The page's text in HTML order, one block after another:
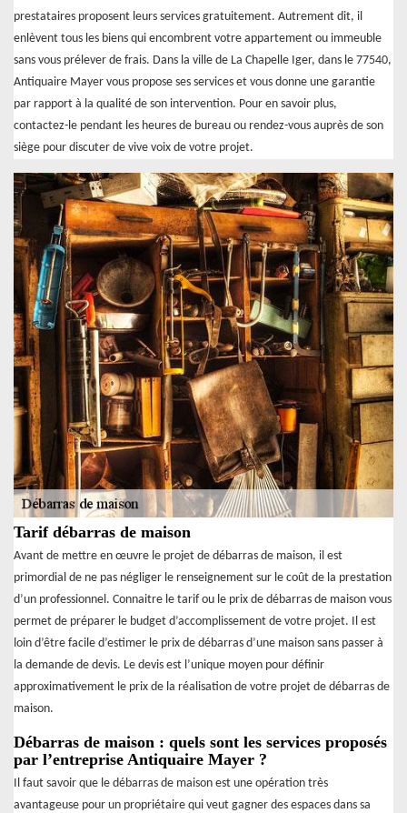
prestataires proposent leurs services gratuitement. Autrement dit, il
enlèvent tous les biens qui encombrent votre appartement ou immeuble
sans vous prélever de frais. Dans la ville de La Chapelle Iger, dans le 77540,
Antiquaire Mayer vous propose ses services et vous donne une garantie
par rapport à la qualité de son intervention. Pour en savoir plus,
contactez-le pendant les heures de bureau ou rendez-vous auprès de son
siège pour discuter de vive voix de votre projet.
Tarif débarras de maison
Avant de mettre en œuvre le projet de débarras de maison, il est
primordial de ne pas négliger le renseignement sur le coût de la prestation
d’un professionnel. Connaitre le tarif ou le prix de débarras de maison vous
permet de préparer le budget d’accomplissement de votre projet. Il est
loin d’être facile d’estimer le prix de débarras d’une maison sans passer à
la demande de devis. Le devis est l’unique moyen pour définir
approximativement le prix de la réalisation de votre projet de débarras de
maison.
Débarras de maison : quels sont les services proposés
par l’entreprise Antiquaire Mayer ?
Il faut savoir que le débarras de maison est une opération très
avantageuse pour un propriétaire qui veut gagner des espaces dans sa